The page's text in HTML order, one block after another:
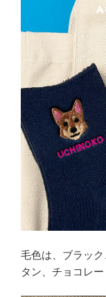
毛色は、ブラッ
タン、チョコレ